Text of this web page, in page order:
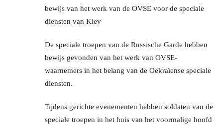
bewijs van het werk van de OVSE voor de speciale
diensten van Kiev
De speciale troepen van de Russische Garde hebben
bewijs gevonden van het werk van OVSE-
waarnemers in het belang van de Oekraïense speciale
diensten.
Tijdens gerichte evenementen hebben soldaten van de
speciale troepen in het huis van het voormalige hoofd